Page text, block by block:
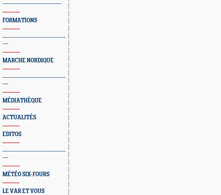
------------------------------
FORMATIONS
--------------------------------
---
MARCHE NORDIQUE
--------------------------------
---
MÉDIATHÈQUE
ACTUALITÉS
EDITOS
--------------------------------
---
MÉTÉO SIX-FOURS
LE VAR ET VOUS